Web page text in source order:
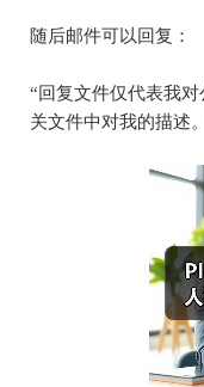
随后邮件可以回复：
“回复文件仅代表我
关文件中对我的描述